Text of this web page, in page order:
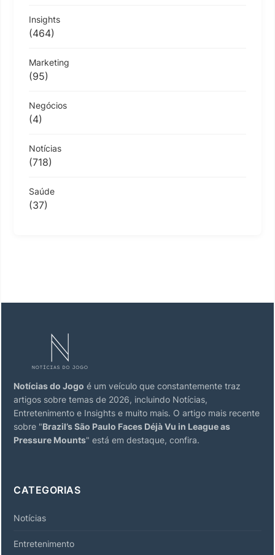
Insights
(464)
Marketing
(95)
Negócios
(4)
Notícias
(718)
Saúde
(37)
Notícias do Jogo é um veículo que constantemente traz
artigos sobre temas de 2026, incluindo Notícias,
Entretenimento e Insights e muito mais. O artigo mais recente
sobre "Brazil’s São Paulo Faces Déjà Vu in League as
Pressure Mounts" está em destaque, confira.
CATEGORIAS
Notícias
Entretenimento